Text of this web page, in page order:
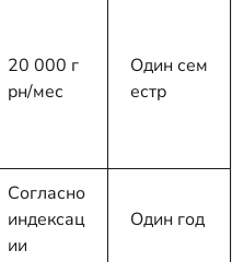
20 000 г
рн/мес
Один сем
естр
Согласно
индексац
ии
Один год